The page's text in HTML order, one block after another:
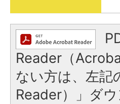
Reader（
ない方は、左
Reader）」ダ